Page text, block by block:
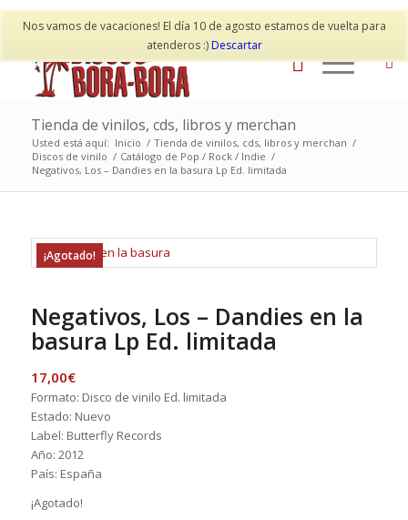
Nos vamos de vacaciones! El día 10 de agosto estamos de vuelta para
atenderos :)Descartar
Mi cuenta Contacto
Tienda de vinilos, cds, libros y merchan
Usted está aquí: Inicio / Tienda de vinilos, cds, libros y merchan /
Discos de vinilo / Catálogo de Pop / Rock / Indie /
Negativos, Los – Dandies en la basura Lp Ed. limitada
¡Agotado!
Negativos, Los – Dandies en la
basura Lp Ed. limitada
17,00€
Formato: Disco de vinilo Ed. limitada
Estado: Nuevo
Label: Butterfly Records
Año: 2012
País: España
¡Agotado!